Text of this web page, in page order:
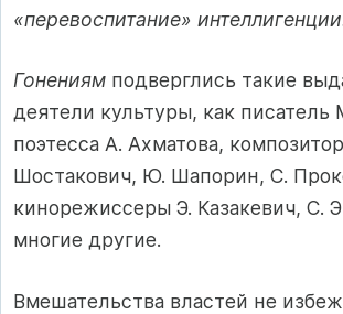
«перевоспитание»
Гонениям подверглись такие
деятели культуры, как
поэтесса А. Ахматова,
Шостакович, Ю. Шапорин, С.
кинорежиссеры Э. Казакевич, С.
многие другие.
Вмешательства властей не